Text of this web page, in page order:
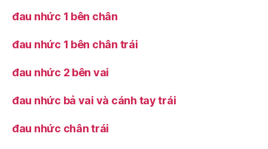
đau nhức 1 bên chân
đau nhức 1 bên chân trái
đau nhức 2 bên vai
đau nhức bả vai và cánh tay trái
đau nhức chân trái